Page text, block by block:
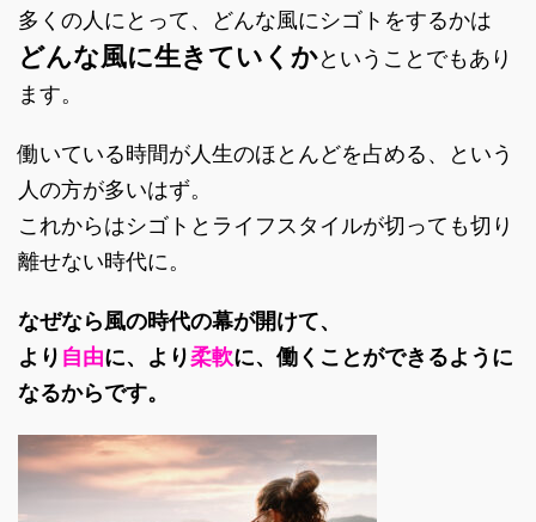
多くの人にとって、どんな風にシゴトをするかは
どんな風に生きていくかということでもあり
ます。
働いている時間が人生のほとんどを占める、という
人の方が多いはず。
これからはシゴトとライフスタイルが切っても切り
離せない時代に。
なぜなら風の時代の幕が開けて、
より 自由に、より柔軟に、働くことができるように
なるからです。